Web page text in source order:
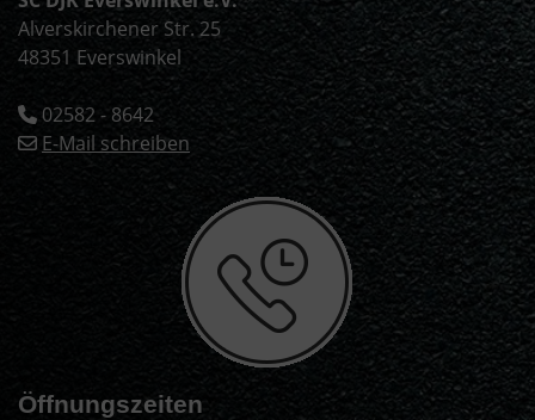
Alverskirchener Str. 25
48351 Everswinkel
02582 - 8642
E-Mail schreiben
Öffnungszeiten